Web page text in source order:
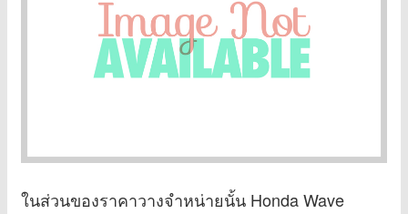
ในส่วนของราคาวางจำหน่ายนั้น Honda Wave